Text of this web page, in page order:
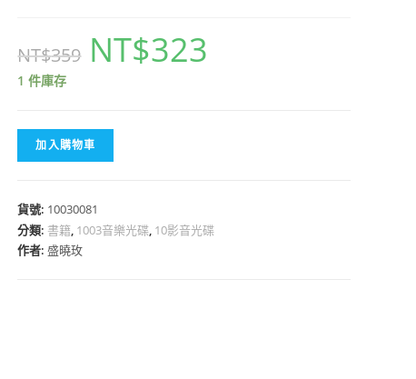
NT$359 NT$323
1 件庫存
加入購物車
貨號: 10030081
分類: 書籍, 1003音樂光碟, 10影音光碟
作者:盛曉玫